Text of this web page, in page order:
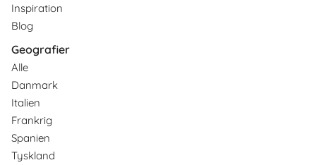
Inspiration
Blog
Geografier
Alle
Danmark
Italien
Frankrig
Spanien
Tyskland